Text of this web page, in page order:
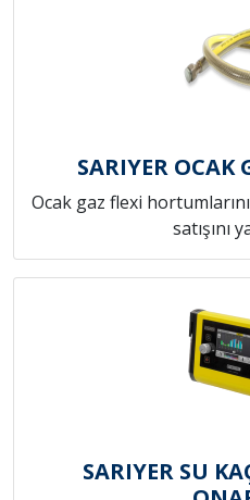
SARIYER OCAK
Ocak gaz flexi
satışını
SARIYER SU